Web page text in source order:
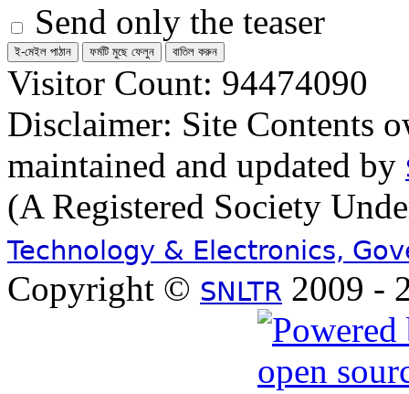
Send only the teaser
Visitor Count: 94474090
Disclaimer: Site Contents
maintained and updated by
(A Registered Society
Technology & Electronics,
Copyright © SNLTR 2009 -